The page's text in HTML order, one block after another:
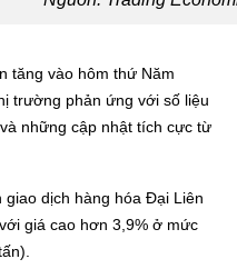
tăng vào hôm thứ Năm
trường phản ứng với số liệu
những cập nhật tích cực từ
dịch hàng hóa Đại Liên
giá cao hơn 3,9% ở mức